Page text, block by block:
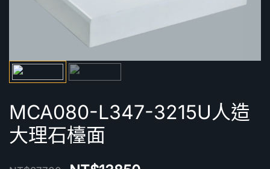
MCA080-L347-3215U人造
大理石檯面